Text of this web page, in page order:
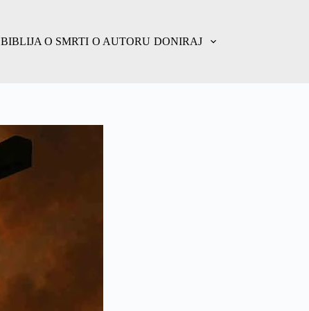
BIBLIJA O SMRTI O AUTORU DONIRAJ